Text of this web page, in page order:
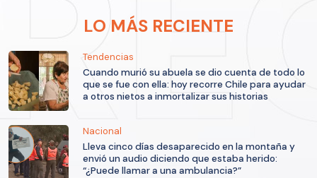
LO MÁS RECIENTE
Tendencias
Cuando murió su abuela se dio cuenta de todo lo
que se fue con ella: hoy recorre Chile para ayudar
a otros nietos a inmortalizar sus historias
Nacional
Lleva cinco días desaparecido en la montaña y
envió un audio diciendo que estaba herido:
“¿Puede llamar a una ambulancia?”